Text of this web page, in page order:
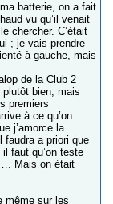
batterie, on a fait
vu qu’il venait
chercher. C’était
; je vais prendre
à gauche, mais
de la Club 2
bien, mais
premiers
à ce qu’on
j’amorce la
faudra a priori que
faut qu’on teste
Mais on était
même sur les